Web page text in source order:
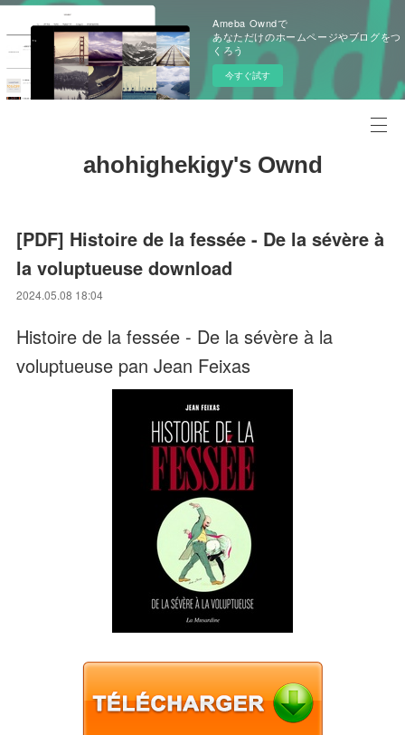
Ameba Owndで
あなただけのホームページやブログをつ
くろう
今すぐ試す
ahohighekigy's Ownd
[PDF] Histoire de la fessée - De la sévère à
la voluptueuse download
2024.05.08 18:04
Histoire de la fessée - De la sévère à la
voluptueuse pan Jean Feixas